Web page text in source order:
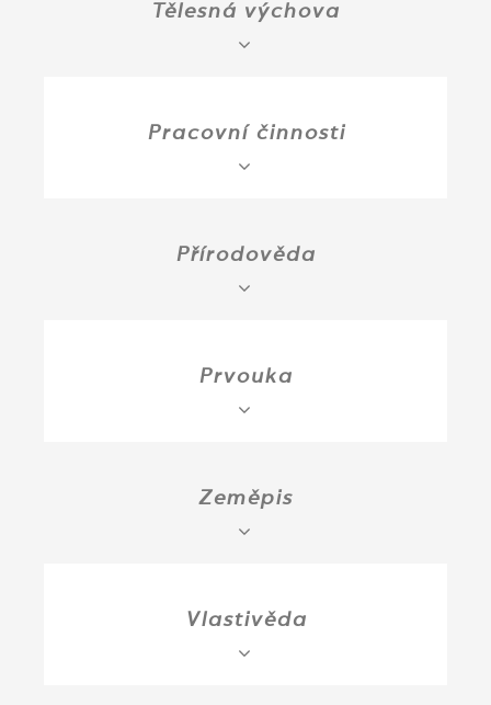
Tělesná výchova
Pracovní činnosti
Přírodověda
Prvouka
Zeměpis
Vlastivěda